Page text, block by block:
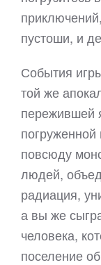
пустоши, и
События
той же
пережившей
повсюду
людей,
радиация,
а вы же
человека,
поселение